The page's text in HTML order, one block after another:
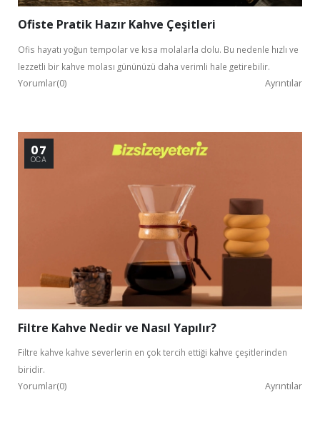
%30'a
varan indirimlerden yararlan.
Ofiste Pratik Hazır Kahve Çeşitleri
Ofis hayatı yoğun tempolar ve kısa molalarla dolu. Bu nedenle hızlı ve
lezzetli bir kahve molası gününüzü daha verimli hale getirebilir.
Yorumlar(0) Ayrıntılar
07
OCA
Filtre Kahve Nedir ve Nasıl Yapılır?
Filtre kahve kahve severlerin en çok tercih ettiği kahve çeşitlerinden
biridir.
Yorumlar(0) Ayrıntılar